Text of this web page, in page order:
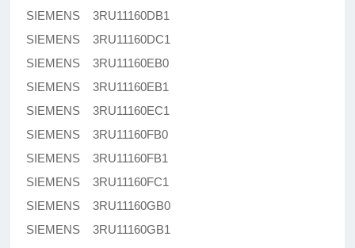
SIEMENS 3RU11160DB1
SIEMENS 3RU11160DC1
SIEMENS 3RU11160EB0
SIEMENS 3RU11160EB1
SIEMENS 3RU11160EC1
SIEMENS 3RU11160FB0
SIEMENS 3RU11160FB1
SIEMENS 3RU11160FC1
SIEMENS 3RU11160GB0
SIEMENS 3RU11160GB1